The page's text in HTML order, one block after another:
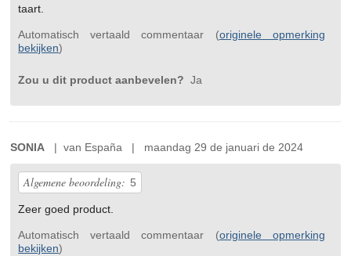
taart.
Automatisch vertaald commentaar (originele opmerking
bekijken)
Zou u dit product aanbevelen? Ja
SONIA | van España | maandag 29 de januari de 2024
Algemene beoordeling: 5
Zeer goed product.
Automatisch vertaald commentaar (originele opmerking
bekijken)